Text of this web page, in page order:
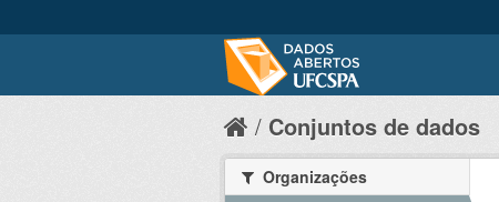
Conjuntos de dados
Organizações